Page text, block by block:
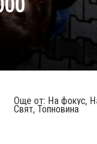
Още от: На фокус,
Свят, Топновина